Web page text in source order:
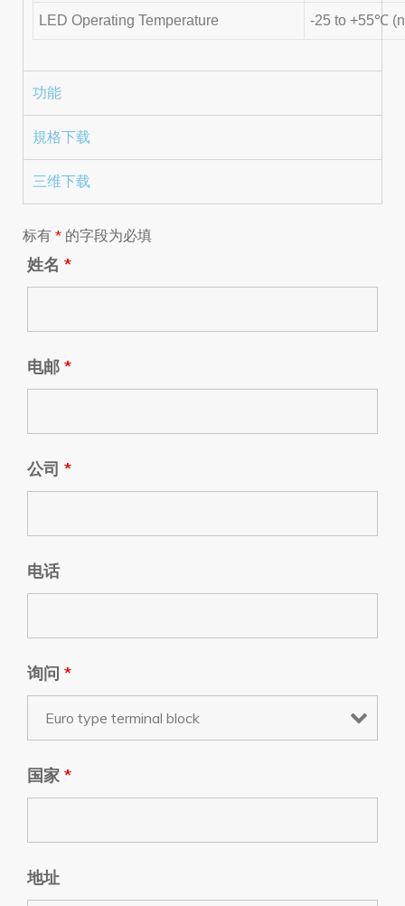
LED Operating Temperature -25 to +55℃
功能
規格下载
三维下载
标有 * 的字段为必填
姓名 *
电邮 *
公司 *
电话
询问 *
国家 *
地址